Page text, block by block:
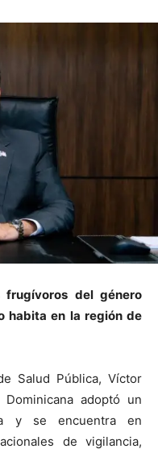
frugívoros del género
habita en la región de
Salud Pública, Víctor
adoptó un
y se encuentra en
de vigilancia,